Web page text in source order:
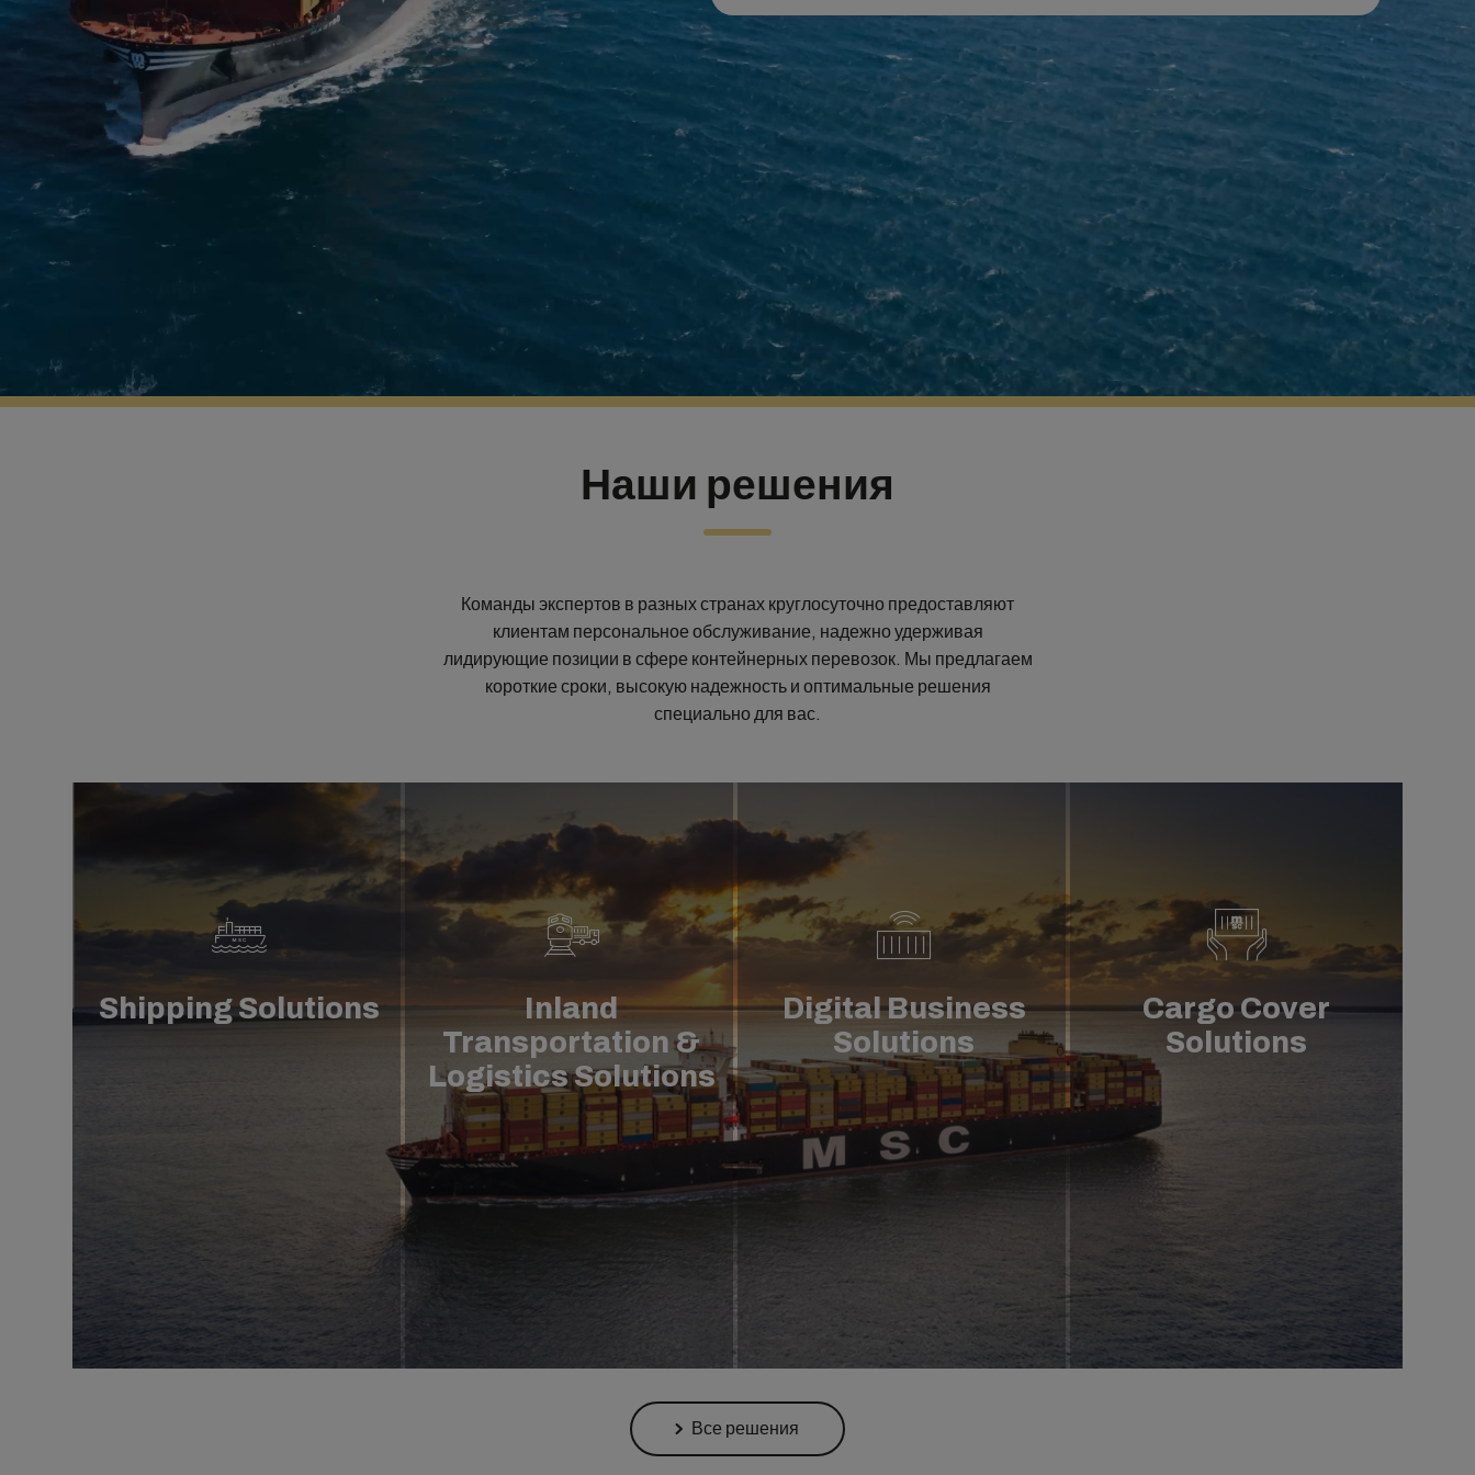
Наши решения
Команды экспертов в разных странах круглосуточно предоставляют
клиентам персональное обслуживание, надежно удерживая
лидирующие позиции в сфере контейнерных перевозок. Мы предлагаем
короткие сроки, высокую надежность и оптимальные решения
специально для вас.
Shipping Solutions
Inland
Transportation &
Logistics Solutions
Digital Business
Solutions
Cargo Cover
Solutions
Все решения